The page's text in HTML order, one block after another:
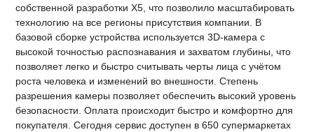
собственной разработки Х5, что позволило масштабировать
технологию на все регионы присутствия компании. В
базовой сборке устройства используется 3D-камера с
высокой точностью распознавания и захватом глубины, что
позволяет легко и быстро считывать черты лица с учётом
роста человека и изменений во внешности. Степень
разрешения камеры позволяет обеспечить высокий уровень
безопасности. Оплата происходит быстро и комфортно для
покупателя. Сегодня сервис доступен в 650 супермаркетах